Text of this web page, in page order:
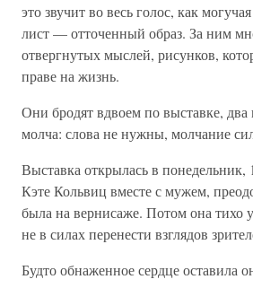
это звучит во весь голос, как
лист — отточенный образ. За ним
отвергнутых мыслей, рисунков,
праве на жизнь.
Они бродят вдвоем по выставке, два
молча: слова не нужны, молчание
Выставка открылась в понедельник,
Кэте Кольвиц вместе с мужем,
была на вернисаже. Потом она тихо
не в силах перенести взглядов
Будто обнаженное сердце оставила